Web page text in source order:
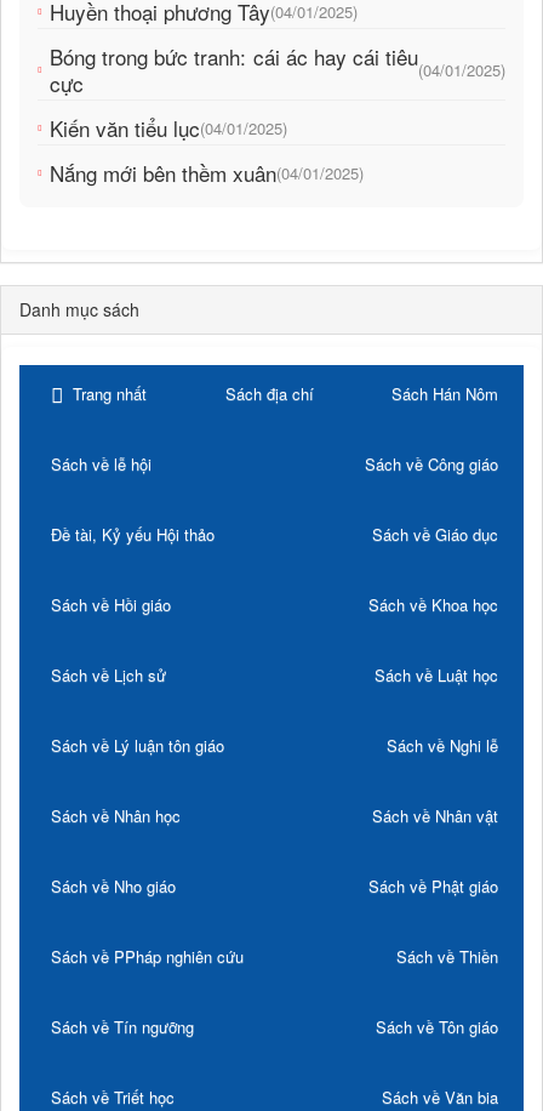
Huyền thoại phương Tây(04/01/2025)
Bóng trong bức tranh: cái ác hay cái tiêu
cực
(04/01/2025)
Kiến văn tiểu lục(04/01/2025)
Nắng mới bên thềm xuân(04/01/2025)
Danh mục sách
Trang nhất Sách địa chí Sách Hán Nôm
Sách về lễ hội Sách về Công giáo
Đề tài, Kỷ yếu Hội thảo Sách về Giáo dục
Sách về Hồi giáo Sách về Khoa học
Sách về Lịch sử Sách về Luật học
Sách về Lý luận tôn giáo Sách về Nghi lễ
Sách về Nhân học Sách về Nhân vật
Sách về Nho giáo Sách về Phật giáo
Sách về PPháp nghiên cứu Sách về Thiền
Sách về Tín ngưỡng Sách về Tôn giáo
Sách về Triết học Sách về Văn bia